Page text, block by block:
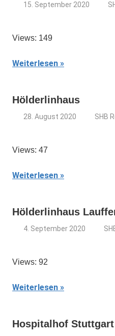
15. September 2020
Views: 149
Weiterlesen
Hölderlinhaus
28. August 2020 SHB
Views: 47
Weiterlesen
Hölderlinhaus
4. September 2020
Views: 92
Weiterlesen
Hospitalhof Stuttgart